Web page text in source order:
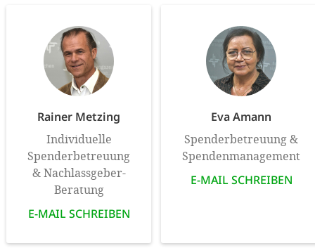
Rainer Metzing
Individuelle
Spenderbetreuung
& Nachlassgeber-
Beratung
E-MAIL SCHREIBEN
Eva Amann
Spenderbetreuung &
Spendenmanagement
E-MAIL SCHREIBEN